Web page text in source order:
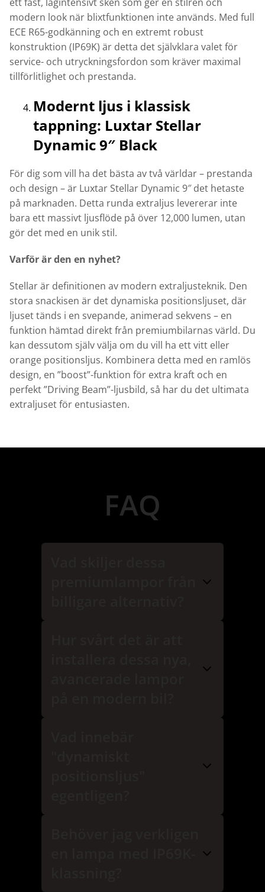
ett fast, lågintensivt sken som ger en stilren och
modern look när blixtfunktionen inte används. Med full
ECE R65-godkänning och en extremt robust
konstruktion (IP69K) är detta det självklara valet för
service- och utryckningsfordon som kräver maximal
tillförlitlighet och prestanda.
Modernt ljus i klassisk
tappning: Luxtar Stellar
Dynamic 9″ Black
För dig som vill ha det bästa av två världar – prestanda
och design – är Luxtar Stellar Dynamic 9″ det hetaste
på marknaden. Detta runda extraljus levererar inte
bara ett massivt ljusflöde på över 12,000 lumen, utan
gör det med en unik stil.
Varför är den en nyhet?
Stellar är definitionen av modern extraljusteknik. Den
stora snackisen är det dynamiska positionsljuset, där
ljuset tänds i en svepande, animerad sekvens – en
funktion hämtad direkt från premiumbilarnas värld. Du
kan dessutom själv välja om du vill ha ett vitt eller
orange positionsljus. Kombinera detta med en ramlös
design, en ”boost”-funktion för extra kraft och en
perfekt ”Driving Beam”-ljusbild, så har du det ultimata
extraljuset för entusiasten.
FAQ